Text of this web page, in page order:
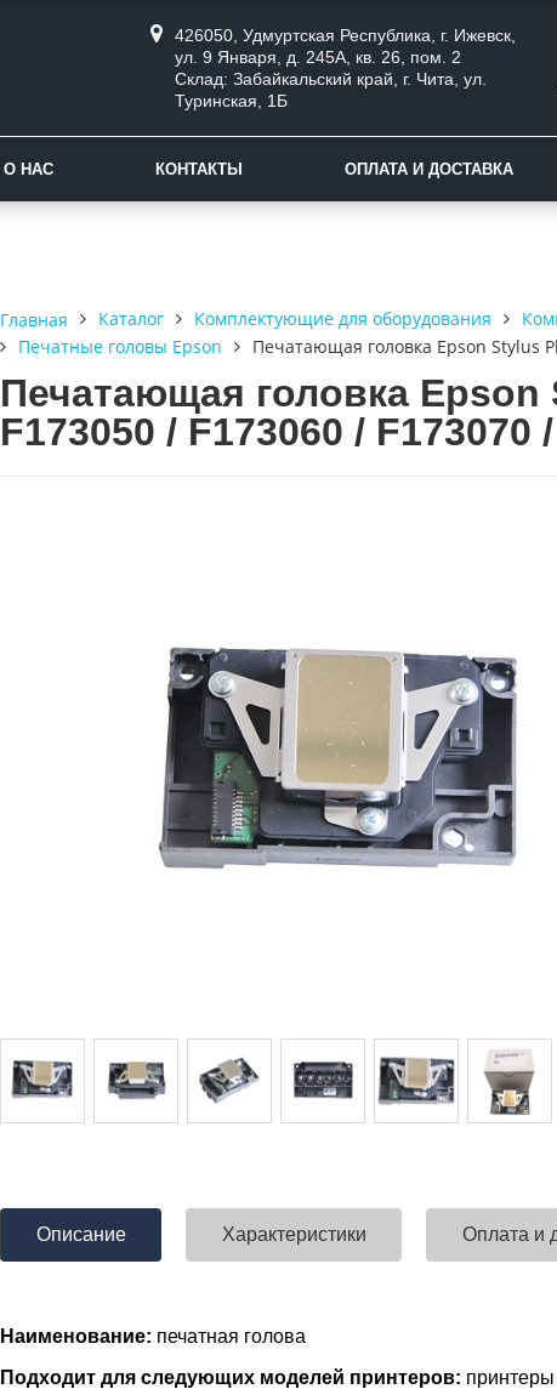
426050, Удмуртская Республика, г. Ижевск,
ул. 9 Января, д. 245А, кв. 26, пом. 2
Склад: Забайкальский край, г. Чита, ул.
Туринская, 1Б
О НАС КОНТАКТЫ ОПЛАТА И ДОСТАВКА
Главная Каталог Комплектующие для оборудования
Печатные головы Epson
Печатающая головка Epson Stylus
Печатающая головка Epson
F173050 / F173060 / F173070
Описание Характеристики Оплата и
Наименование: печатная голова
Подходит для следующих моделей принтеров: